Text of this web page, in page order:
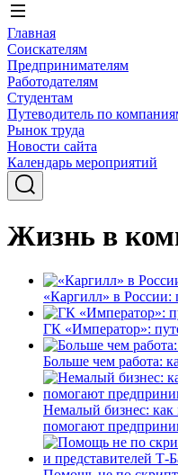
Главная
Соискателям
Предпринимателям
Работодателям
Студентам
Путеводитель по
Рынок труда
Новости сайта
Календарь мероприятий
Жизнь в
«Каргилл» в России:
ГК «Император»:
Больше чем работа:
Немалый бизнес:
помогают